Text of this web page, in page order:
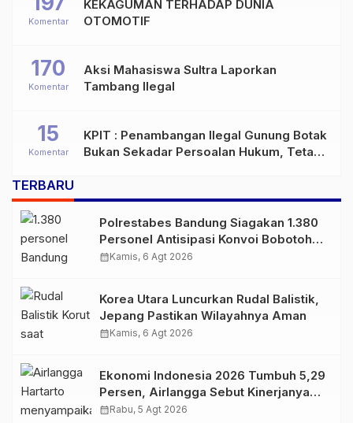
KEKAGUMAN TERHADAP DUNIA
OTOMOTIF
Komentar
Aksi Mahasiswa Sultra Laporkan
Tambang Ilegal
170
Komentar
KPIT : Penambangan Ilegal Gunung Botak
Bukan Sekadar Persoalan Hukum, Tetapi
15
Komentar
TERBARU
Polrestabes Bandung Siagakan 1.380
Personel Antisipasi Konvoi Bobotoh
Usai Final Piala Presiden
calendar_monthKamis, 6 Agt 2026
Korea Utara Luncurkan Rudal Balistik,
Jepang Pastikan Wilayahnya Aman
calendar_monthKamis, 6 Agt 2026
Ekonomi Indonesia 2026 Tumbuh 5,29
Persen, Airlangga Sebut Kinerjanya
Lampaui Rata-Rata Global
calendar_monthRabu, 5 Agt 2026